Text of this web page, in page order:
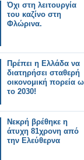
Όχι στη λειτουργία
του καζίνο στη
Φλώρινα.
Πρέπει η Ελλάδα να
διατηρήσει σταθερή
οικονομική πορεία
το 2030!
Νεκρή βρέθηκε η
άτυχη 81χρονη από
την Ελεύθερνα